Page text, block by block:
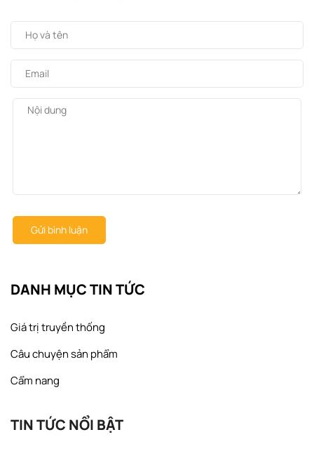
DANH MỤC TIN TỨC
Giá trị truyền thống
Câu chuyện sản phẩm
Cẩm nang
TIN TỨC NỔI BẬT
Gửi bình luận